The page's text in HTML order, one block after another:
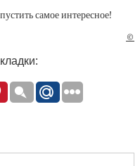
самое интересное!
©